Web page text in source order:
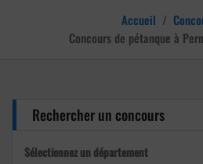
Accueil /
Concours de pétanque à
Rechercher un concours
Sélectionnez un département